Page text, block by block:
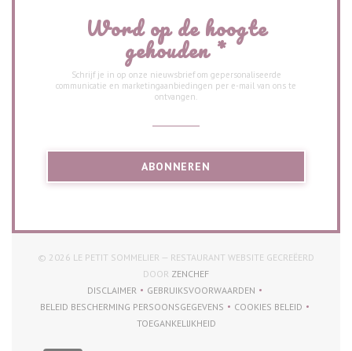
Word op de hoogte
gehouden *
Schrijf je in op onze nieuwsbrief om gepersonaliseerde
communicatie en marketingaanbiedingen per e-mail van ons te
ontvangen.
ABONNEREN
© 2026 LE PETIT SOMMELIER — RESTAURANT WEBSITE GECREËERD
DOOR ZENCHEF((OPENT IN EEN NIEUW VENSTER))
DISCLAIMER
((OPENT IN EEN NIEUW VENSTER))
GEBRUIKSVOORWAARDEN
((OPENT IN EEN NIEUW VENSTER))
BELEID BESCHERMING PERSOONSGEGEVENS
((OPENT IN EEN NIEUW VENSTER))
COOKIES BELEID
((OPENT IN EEN
TOEGANKELIJKHEID
((OPENT IN EEN NIEUW VENSTER))